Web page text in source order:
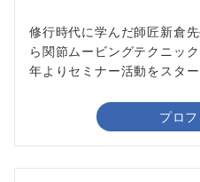
修行時代に学んだ師匠新倉
ら関節ムービングテクニッ
年よりセミナー活動をスター
プロ